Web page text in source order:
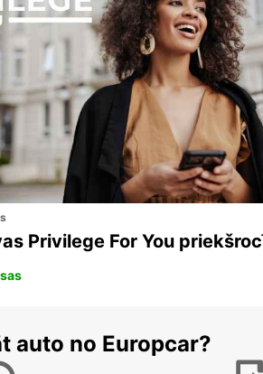
Privilege For You
auto no Europcar?